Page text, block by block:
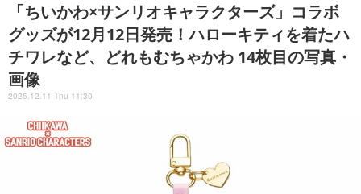
「ちいかわ×サンリオキャラクターズ」コラボ
グッズが12月12日発売！ハローキティを着たハ
チワレなど、どれもむちゃかわ 14枚目の写真・
画像
2025.12.11 Thu 11:30